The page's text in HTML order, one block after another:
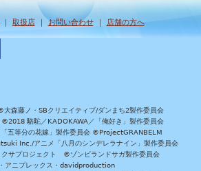
取扱店｜お問い合わせ｜ 店舗の方へ
森藤ノ・SBクリエイティブ/ダンまち2製作委員会
駱駝／KADOKAWA／「俺好き」製作委員会
五等分の花嫁」製作委員会 ©ProjectGRANBELM
Inc./アニメ「八月のシンデレラナイン」製作委員会
サプロジェクト ©ゾンビランドサガ製作委員会
アニプレックス・davidproduction